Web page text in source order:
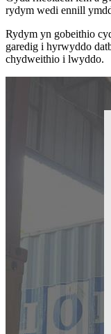
rydym wedi ennill
Rydym yn gobeithio
garedig i hyrwyddo
chydweithio i lwyddo.